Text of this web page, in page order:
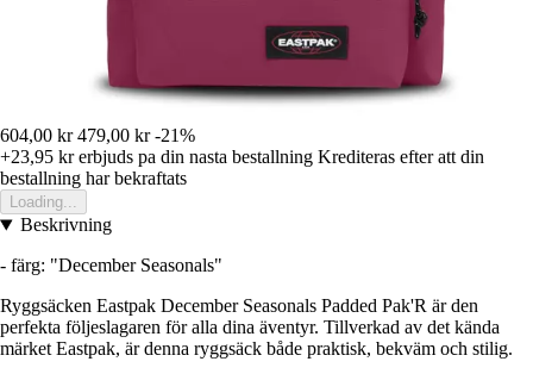
604,00 kr 479,00 kr -21%
+23,95 krerbjuds pa din nasta bestallning Krediteras efter att din
bestallning har bekraftats
Loading...
Beskrivning
- färg: "December Seasonals"
Ryggsäcken Eastpak December Seasonals Padded Pak'R är den
perfekta följeslagaren för alla dina äventyr. Tillverkad av det kända
märket Eastpak, är denna ryggsäck både praktisk, bekväm och stilig.